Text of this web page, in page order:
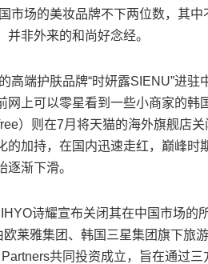
市场的美妆品牌不下两位数，其
非外来的和尚好念经。
端护肤品牌“时妍露SIENU”进驻
网上可以零星看到一些小商家的韩
）则在7月将天猫的海外旗舰店
的加持，在国内迅速走红，巅峰时
渐下滑。
诗耀宣布关闭其在中国市场的
莱雅集团、韩国三星集团旗下旅
共同投资成立，旨在通过